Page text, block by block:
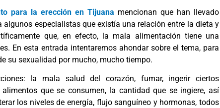
para la erección en Tijuana mencionan que han llevado
especialistas que existía una relación entre la dieta y
que, en efecto, la mala alimentación tiene una
En esta entrada intentaremos ahondar sobre el tema, para
su sexualidad por mucho, mucho tiempo.
la mala salud del corazón, fumar, ingerir ciertos
que se consumen, la cantidad que se ingiere, así
los niveles de energía, flujo sanguíneo y hormonas, todos